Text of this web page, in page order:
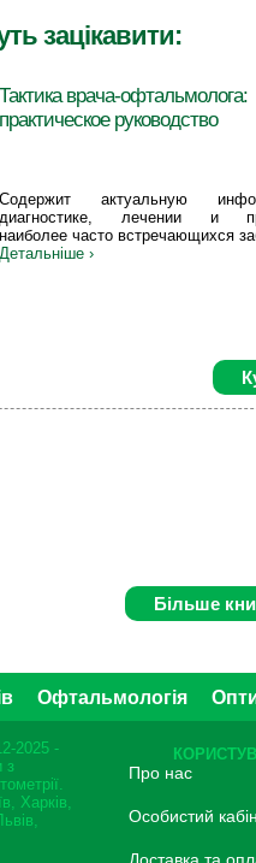
зацікавити:
Тактика врача-офтальмолога:
практическое руководство
Содержит актуальную
диагностике, лечении и
наиболее часто встречающихся
Детальніше ›
Офтальмологія
2025 -
з
Харків,
Про нас
Особистий